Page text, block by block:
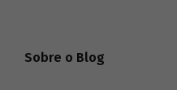
Sobre o Blog